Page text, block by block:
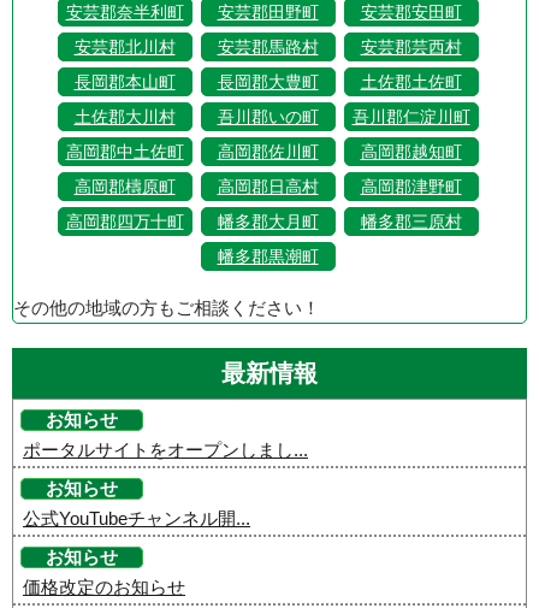
安芸郡奈半利町
安芸郡田野町
安芸郡安田町
安芸郡北川村
安芸郡馬路村
安芸郡芸西村
長岡郡本山町
長岡郡大豊町
土佐郡土佐町
土佐郡大川村
吾川郡いの町
吾川郡仁淀川町
高岡郡中土佐町
高岡郡佐川町
高岡郡越知町
高岡郡檮原町
高岡郡日高村
高岡郡津野町
高岡郡四万十町
幡多郡大月町
幡多郡三原村
幡多郡黒潮町
その他の地域の方もご相談ください！
最新情報
お知らせ
ポータルサイトをオープンしまし...
お知らせ
公式YouTubeチャンネル開...
お知らせ
価格改定のお知らせ